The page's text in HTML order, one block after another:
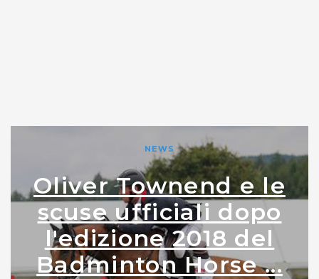
NEWS
Oliver Townend e le
scuse ufficiali dopo
l'edizione 2018 del
Badminton Horse ...